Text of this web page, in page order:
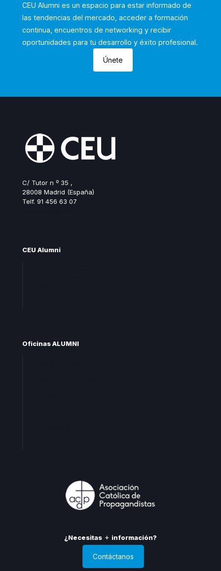
CEU Alumni es un espacio para estar informado de
las tendencias del mercado, acceder a formación
continua, encuentros de networking y recibir
oportunidades para tu desarrollo y éxito profesional.
Únete
C/ Tutor n º 35 ,
28008 Madrid (España)
Telf. 91 456 63 07
CEU Alumni
Oficinas ALUMNI
¿Necesitas información?
Contáctanos